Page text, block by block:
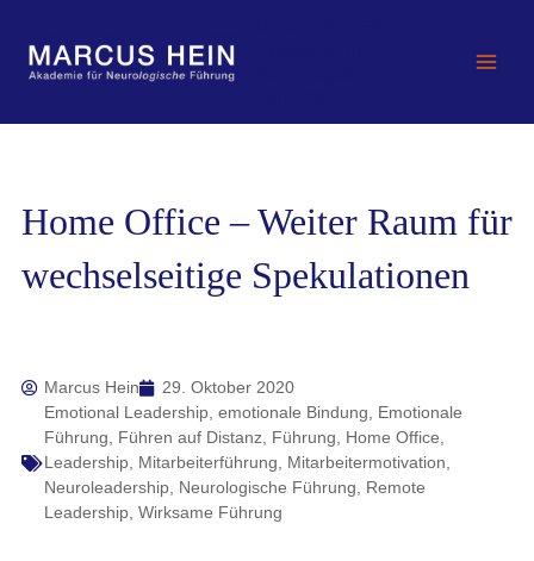
springen
Home Office – Weiter Raum für
wechselseitige Spekulationen
Marcus Hein
29. Oktober 2020
Emotional Leadership, emotionale Bindung
Emotionale
Führung
Führen auf Distanz, Führung Home Office
Leadership, Mitarbeiterführung Mitarbeitermotivation
Neuroleadership, Neurologische Führung
Remote
Leadership, Wirksame Führung